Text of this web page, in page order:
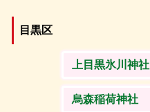
目黒区
上目黒氷川神社
烏森稲荷神社